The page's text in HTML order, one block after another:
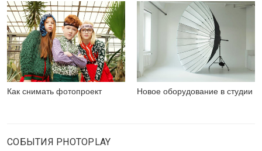
Как снимать фотопроект Новое оборудование в студии
СОБЫТИЯ PHOTOPLAY